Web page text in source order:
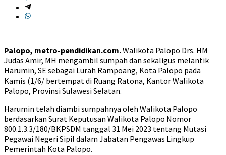
Palopo, metro-pendidikan.com.Walikota Palopo Drs. HM
Judas Amir, MH mengambil sumpah dan sekaligus melantik
Harumin, SE sebagai Lurah Rampoang, Kota Palopo pada
Kamis (1/6/ bertempat di Ruang Ratona, Kantor Walikota
Palopo, Provinsi Sulawesi Selatan.
Harumin telah diambi sumpahnya oleh Walikota Palopo
berdasarkan Surat Keputusan Walikota Palopo Nomor
800.1.3.3/180/BKPSDM tanggal 31 Mei 2023 tentang Mutasi
Pegawai Negeri Sipil dalam Jabatan Pengawas Lingkup
Pemerintah Kota Palopo.